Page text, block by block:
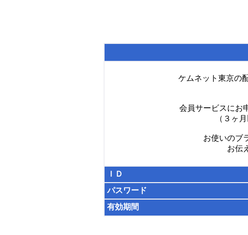
ケムネット東京の
会員サービスにお
（３ヶ
お使いのブ
お伝
ＩＤ
パスワード
有効期間